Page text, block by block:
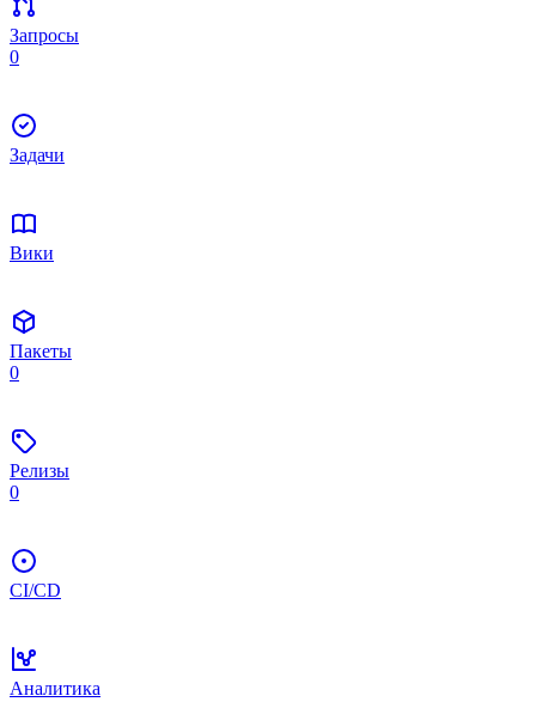
Запросы
0
Задачи
Вики
Пакеты
0
Релизы
0
CI/CD
Аналитика